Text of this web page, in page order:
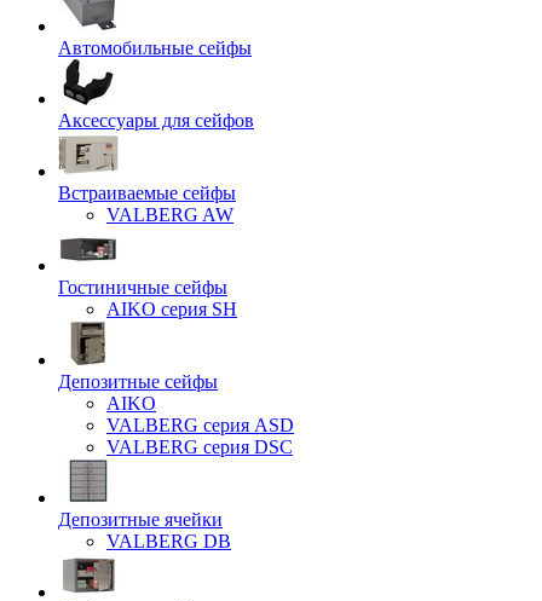
Автомобильные сейфы
Аксессуары для сейфов
Встраиваемые сейфы
VALBERG AW
Гостиничные сейфы
AIKO серия SH
Депозитные сейфы
AIKO
VALBERG серия ASD
VALBERG серия DSC
Депозитные ячейки
VALBERG DB